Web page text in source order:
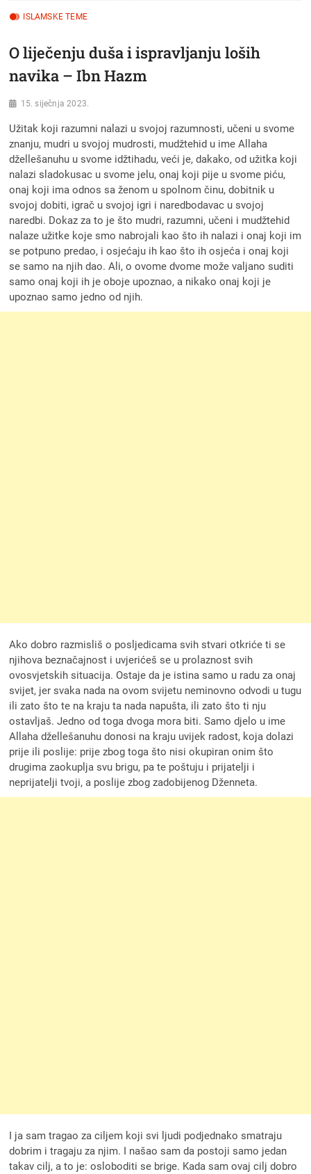
ISLAMSKE TEME
O liječenju duša i ispravljanju loših
navika – Ibn Hazm
15. siječnja 2023.
Užitak koji razumni nalazi u svojoj razumnosti, učeni u svome
znanju, mudri u svojoj mudrosti, mudžtehid u ime Allaha
džellešanuhu u svome idžtihadu, veći je, dakako, od užitka koji
nalazi sladokusac u svome jelu, onaj koji pije u svome piću,
onaj koji ima odnos sa ženom u spolnom činu, dobitnik u
svojoj dobiti, igrač u svojoj igri i naredbodavac u svojoj
naredbi. Dokaz za to je što mudri, razumni, učeni i mudžtehid
nalaze užitke koje smo nabrojali kao što ih nalazi i onaj koji im
se potpuno predao, i osjećaju ih kao što ih osjeća i onaj koji
se samo na njih dao. Ali, o ovome dvome može valjano suditi
samo onaj koji ih je oboje upoznao, a nikako onaj koji je
upoznao samo jedno od njih.
Ako dobro razmisliš o posljedicama svih stvari otkriće ti se
njihova beznačajnost i uvjerićeš se u prolaznost svih
ovosvjetskih situacija. Ostaje da je istina samo u radu za onaj
svijet, jer svaka nada na ovom svijetu neminovno odvodi u tugu
ili zato što te na kraju ta nada napušta, ili zato što ti nju
ostavljaš. Jedno od toga dvoga mora biti. Samo djelo u ime
Allaha džellešanuhu donosi na kraju uvijek radost, koja dolazi
prije ili poslije: prije zbog toga što nisi okupiran onim što
drugima zaokuplja svu brigu, pa te poštuju i prijatelji i
neprijatelji tvoji, a poslije zbog zadobijenog Dženneta.
I ja sam tragao za ciljem koji svi ljudi podjednako smatraju
dobrim i tragaju za njim. I našao sam da postoji samo jedan
takav cilj, a to je: osloboditi se brige. Kada sam ovaj cilj dobro